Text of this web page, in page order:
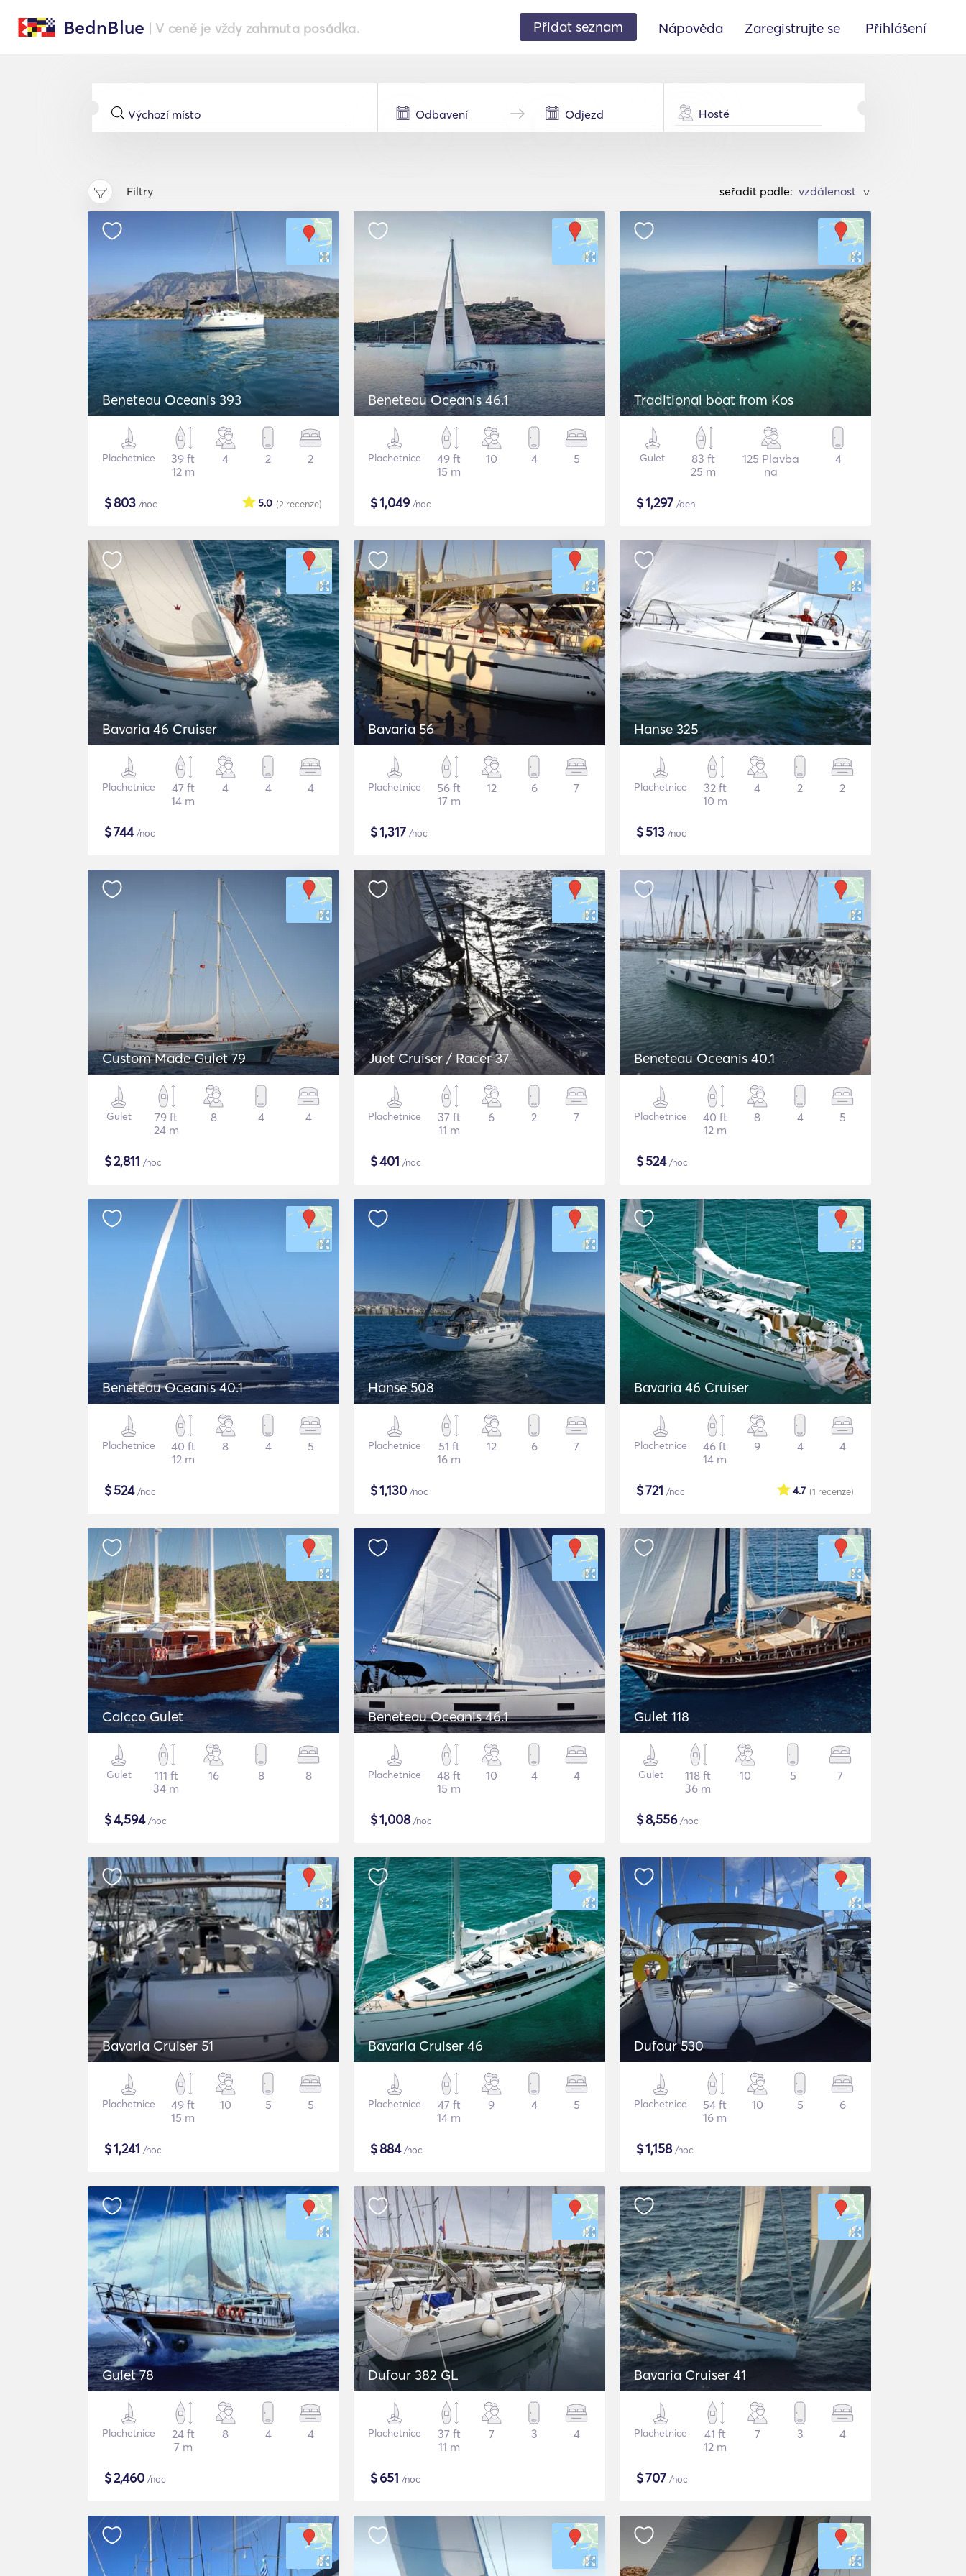
BednBlue | V ceně je vždy zahrnuta posádka. Přidat seznam Nápověda Zaregistrujte se Přihlášení
Hosté
Filtry seřadit podle: >
Beneteau Oceanis 393
Plachetnice
39 ft
12 m
4 2 2
$803 /noc (2 recenze)
5.0
Beneteau Oceanis 46.1
Plachetnice
49 ft
15 m
10 4 5
$1,049/noc
Traditional boat from Kos
Gulet
83 ft
25 m
125 Plavba
na
4
$1,297 /den
Bavaria 46 Cruiser
Plachetnice
47 ft
14 m
4 4 4
$744/noc
Bavaria 56
Plachetnice
56 ft
17 m
12 6 7
$1,317 /noc
Hanse 325
Plachetnice
32 ft
10 m
4 2 2
$513 /noc
Custom Made Gulet 79
Gulet
79 ft
24 m
8 4 4
$2,811 /noc
Juet Cruiser / Racer 37
Plachetnice
37 ft
11 m
6 2 7
$401 /noc
Beneteau Oceanis 40.1
Plachetnice
40 ft
12 m
8 4 5
$524/noc
Beneteau Oceanis 40.1
Plachetnice
40 ft
12 m
8 4 5
$524/noc
Hanse 508
Plachetnice
51 ft
16 m
12 6 7
$1,130 /noc
Bavaria 46 Cruiser
Plachetnice
46 ft
14 m
9 4 4
$721 /noc (1 recenze)
4.7
Caicco Gulet
Gulet
111 ft
34 m
16 8 8
$4,594/noc
Beneteau Oceanis 46.1
Plachetnice
48 ft
15 m
10 4 4
$1,008/noc
Gulet 118
Gulet
118 ft
36 m
10 5 7
$8,556/noc
Bavaria Cruiser 51
Plachetnice
49 ft
15 m
10 5 5
$1,241 /noc
Bavaria Cruiser 46
Plachetnice
47 ft
14 m
9 4 5
$884/noc
Dufour 530
Plachetnice
54 ft
16 m
10 5 6
$1,158/noc
Gulet 78
Plachetnice
24 ft
7 m
8 4 4
$2,460 /noc
Dufour 382 GL
Plachetnice
37 ft
11 m
7 3 4
$651 /noc
Bavaria Cruiser 41
Plachetnice
41 ft
12 m
7 3 4
$707 /noc